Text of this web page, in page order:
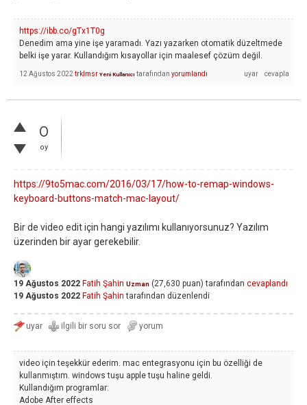
https://ibb.co/gTx1T0g
Denedim ama yine işe yaramadı. Yazı yazarken otomatik düzeltmede
belki işe yarar. Kullandığım kısayollar için maalesef çözüm değil.
12 Ağustos 2022 trklmsr Yeni Kullanıcı tarafından yorumlandı
0
oy
https://9to5mac.com/2016/03/17/how-to-remap-windows-
keyboard-buttons-match-mac-layout/
Bir de video edit için hangi yazılımı kullanıyorsunuz? Yazılım
üzerinden bir ayar gerekebilir.
19 Ağustos 2022 Fatih Şahin Uzman (27,630 puan) tarafından cevaplandı
19 Ağustos 2022 Fatih Şahin tarafından düzenlendi
video için teşekkür ederim. mac entegrasyonu için bu özelliği de
kullanmıştım. windows tuşu apple tuşu haline geldi.
Kullandığım programlar:
Adobe After effects